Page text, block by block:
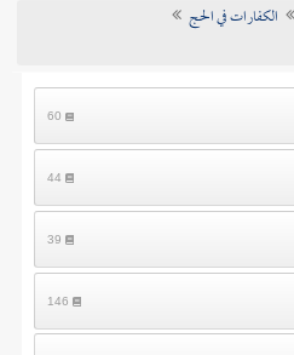
الكفارات في الحج
60
44
39
146